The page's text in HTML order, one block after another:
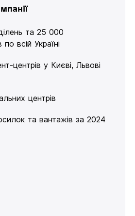
та 25 000
всій Україні
центрів у Києві, Львові
центрів
та вантажів за 2024